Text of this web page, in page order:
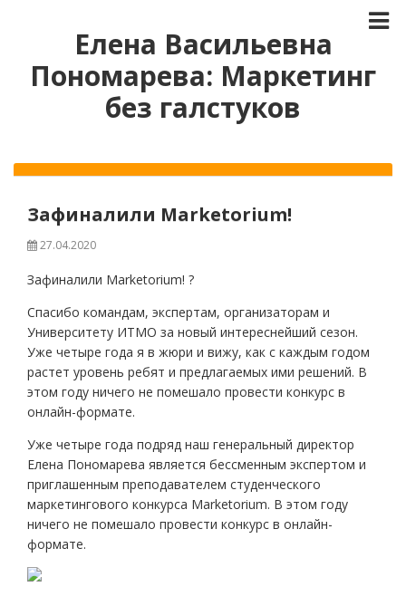
Елена Васильевна
Пономарева: Маркетинг
без галстуков
Зафиналили Marketorium!
27.04.2020
Зафиналили Marketorium! ?
Спасибо командам, экспертам, организаторам и
Университету ИТМО за новый интереснейший сезон.
Уже четыре года я в жюри и вижу, как с каждым годом
растет уровень ребят и предлагаемых ими решений. В
этом году ничего не помешало провести конкурс в
онлайн-формате.
Уже четыре года подряд наш генеральный директор
Елена Пономарева является бессменным экспертом и
приглашенным преподавателем студенческого
маркетингового конкурса Marketorium. В этом году
ничего не помешало провести конкурс в онлайн-
формате.